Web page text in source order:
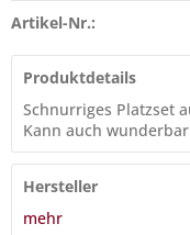
Artikel-Nr.:
Produktdetails
Schnurriges Platzset
Kann auch
Hersteller
mehr